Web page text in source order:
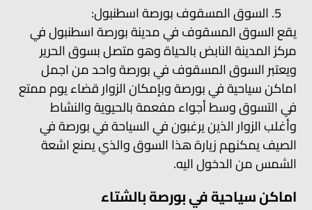
السوق المسقوف بورصة اسطنبول:
يقع السوق المسقوف في مدينة بورصة اسطنبول في
مركز المدينة النابض بالحياة وهو متصل بسوق الحرير
ويعتبر السوق المسقوف في بورصة واحد من اجمل
اماكن سياحية في بورصة وبإمكان الزوار قضاء يوم ممتع
في التسوق وسط أجواء مفعمة بالحيوية والنشاط
وأغلب الزوار الذين يرغبون في السياحة في بورصة في
الصيف يمكنهم زيارة هذا السوق والذي يمنع اشعة
الشمس من الدخول اليه.
اماكن سياحية في بورصة بالشتاء